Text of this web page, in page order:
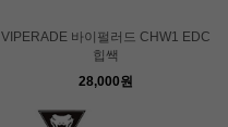
VIPERADE 바이펄러드 CHW1 EDC
힙쌕
28,000원